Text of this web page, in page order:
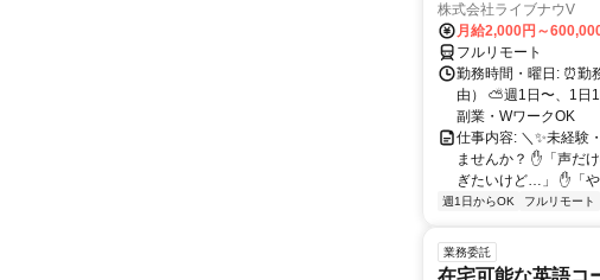
株式会社ライブナウV
月給2,000円～
フルリモート
勤務時間・曜日: ⏰勤
由） ⛅週1日〜、1日
副業・WワークOK
仕事内容: ＼✨未経験
ませんか？ ✋「声だ
ぎたいけど…」 ✋「
週1日からOK フルリモート
業務委託
在宅可能な英語コ